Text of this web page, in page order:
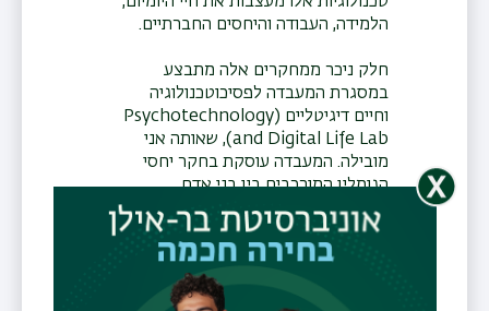
הלמידה, העבודה והיחסים החברתיים.
חלק ניכר ממחקרים אלה מתבצע
במסגרת המעבדה לפסיכוטכנולוגיה
וחיים דיגיטליים (Psychotechnology
and Digital Life Lab), שאותה אני
מובילה. המעבדה עוסקת בחקר יחסי
הגומלין המורכבים בין בני אדם
לטכנולוגיות דיגיטליות, תוך התמקדות
בהשפעתן של טכנולוגיות מתפתחות על
רווחה נפשית, התנהגות חברתית וחוויות
דיגיטליות לאורך מעגל החיים. במסגרת
המעבדה אני משתפת פעולה עם